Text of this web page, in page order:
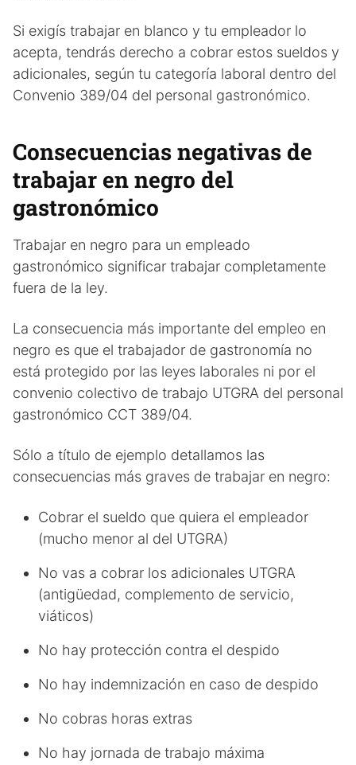
Si exigís trabajar en blanco y tu empleador lo
acepta, tendrás derecho a cobrar estos sueldos y
adicionales, según tu categoría laboral dentro del
Convenio 389/04 del personal gastronómico.
Consecuencias negativas de
trabajar en negro del
gastronómico
Trabajar en negro para un empleado
gastronómico significar trabajar completamente
fuera de la ley.
La consecuencia más importante del empleo en
negro es que el trabajador de gastronomía no
está protegido por las leyes laborales ni por el
convenio colectivo de trabajo UTGRA del personal
gastronómico CCT 389/04.
Sólo a título de ejemplo detallamos las
consecuencias más graves de trabajar en negro:
Cobrar el sueldo que quiera el empleador
(mucho menor al del UTGRA)
No vas a cobrar los adicionales UTGRA
(antigüedad, complemento de servicio,
viáticos)
No hay protección contra el despido
No hay indemnización en caso de despido
No cobras horas extras
No hay jornada de trabajo máxima